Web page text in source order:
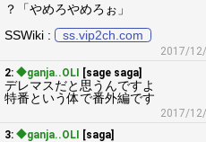
？「やめろやめろぉ」
SSWiki :
ss.vip2ch.com
2017/
2: ◆ganja..OLI [sage saga]
デレマスだと思うんですよ
特番という体で番外編です
2017/
3: ◆ganja..OLI [saga]